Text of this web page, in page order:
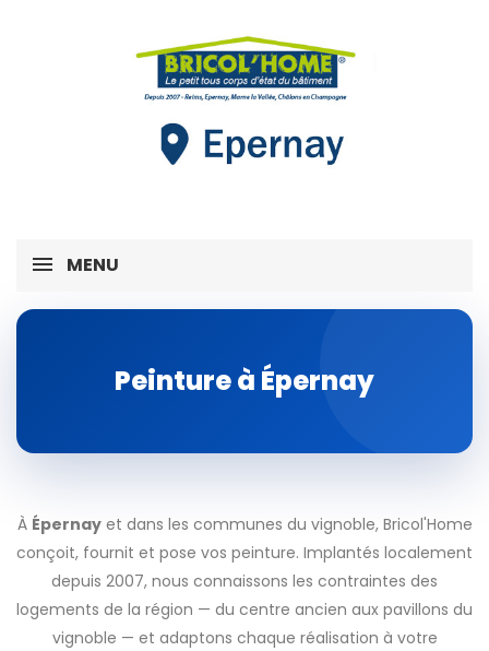
MENU
Peinture à Épernay
À Épernayet dans les communes du vignoble, Bricol'Home
conçoit, fournit et pose vos peinture. Implantés localement
depuis 2007, nous connaissons les contraintes des
logements de la région — du centre ancien aux pavillons du
vignoble — et adaptons chaque réalisation à votre